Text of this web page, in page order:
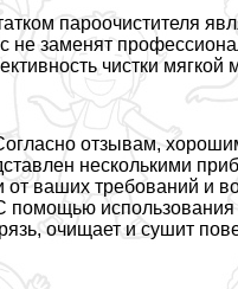
пароочистителя
не заменят
чистки мягкой
отзывам,
несколькими
от ваших требований и
помощью использования
очищает и сушит